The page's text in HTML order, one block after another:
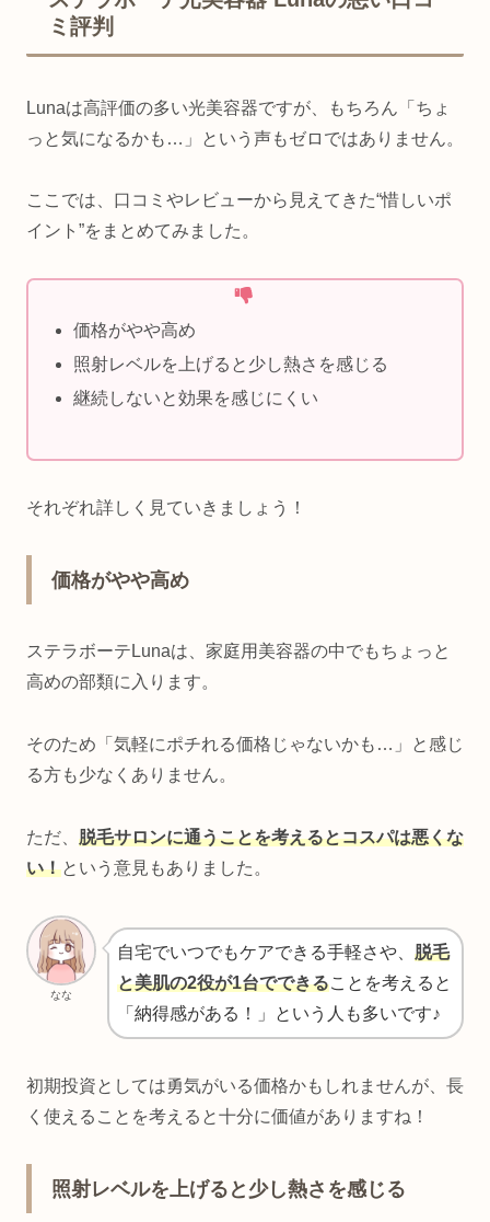
ミ評判
Lunaは高評価の多い光美容器ですが、もちろん「ちょ
っと気になるかも…」という声もゼロではありません。
ここでは、口コミやレビューから見えてきた“惜しいポ
イント”をまとめてみました。
価格がやや高め
照射レベルを上げると少し熱さを感じる
継続しないと効果を感じにくい
それぞれ詳しく見ていきましょう！
価格がやや高め
ステラボーテLunaは、家庭用美容器の中でもちょっと
高めの部類に入ります。
そのため「気軽にポチれる価格じゃないかも…」と感じ
る方も少なくありません。
ただ、 脱毛サロンに通うことを考えるとコスパは悪くな
い！という意見もありました。
なな
自宅でいつでもケアできる手軽さや、 脱毛
と美肌の2役が1台でできることを考えると
「納得感がある！」という人も多いです♪
初期投資としては勇気がいる価格かもしれませんが、長
く使えることを考えると十分に価値がありますね！
照射レベルを上げると少し熱さを感じる